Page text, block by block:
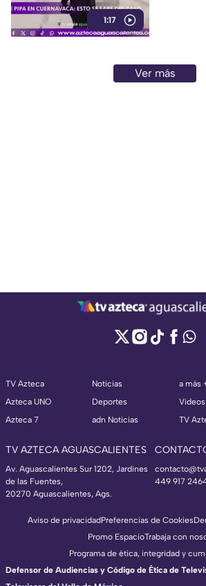
1:17
Ver más
TV Azteca
Azteca UNO
Azteca 7
Noticias
Deportes
adn Noticias
a más
Videos
TV
TV AZTECA AGUASCALIENTES
Av. Aguascalientes Sur 1202, Jardines
de las Fuentes,
20270 Aguascalientes, Ags.
449 917
Aviso de privacidadPreferencias de Cookies
Promo EspacioTrabaja con
Programa de ética, integridad y
Defensor de Audiencias y Código de Ética de